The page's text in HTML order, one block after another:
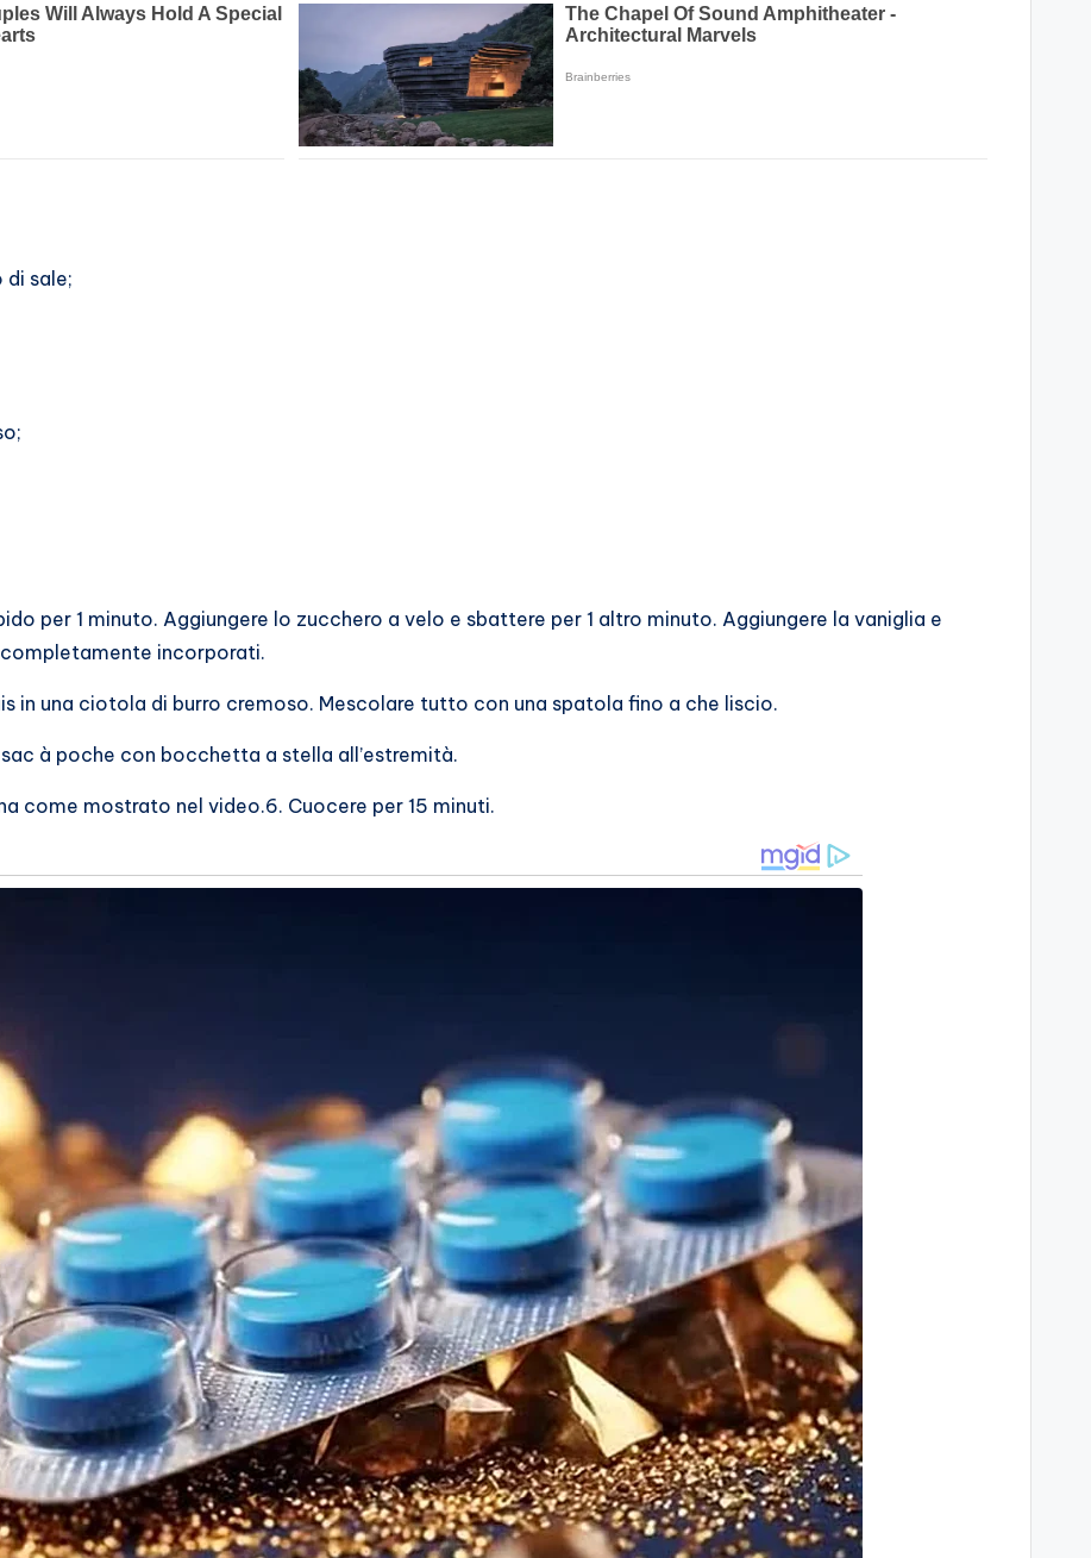
sale;
per 1 minuto. Aggiungere lo zucchero a velo e sbattere per 1 altro minuto. Aggiungere la vaniglia e
completamente incorporati.
in una ciotola di burro cremoso. Mescolare tutto con una spatola fino a che liscio.
à poche con bocchetta a stella all’estremità.
come mostrato nel video.6. Cuocere per 15 minuti.